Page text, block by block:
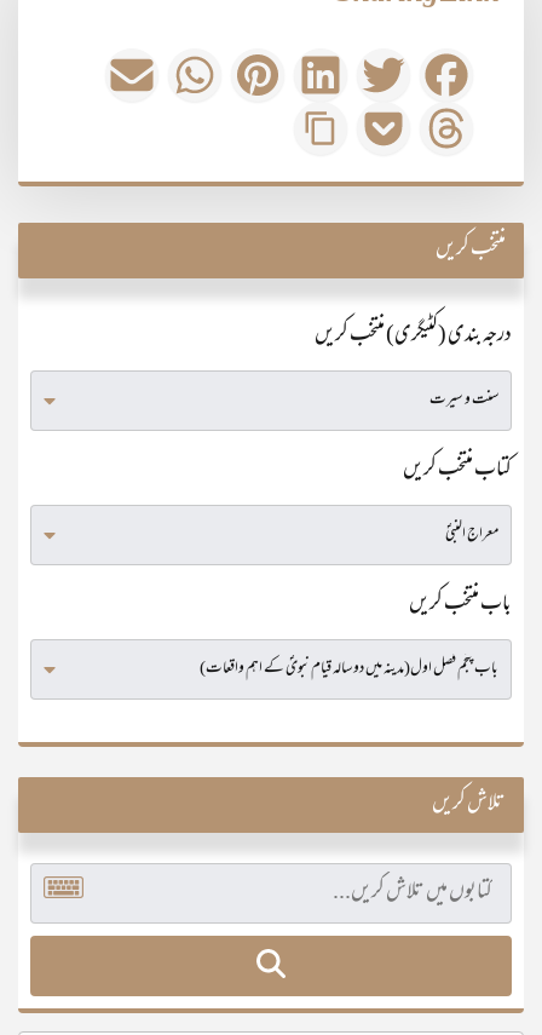
منتخب کریں
درجہ بندی (کٹیگری) منتخب کریں
کتاب منتخب کریں
باب منتخب کریں
تلاش کریں